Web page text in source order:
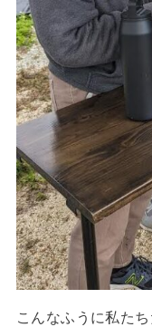
こんなふうに私た